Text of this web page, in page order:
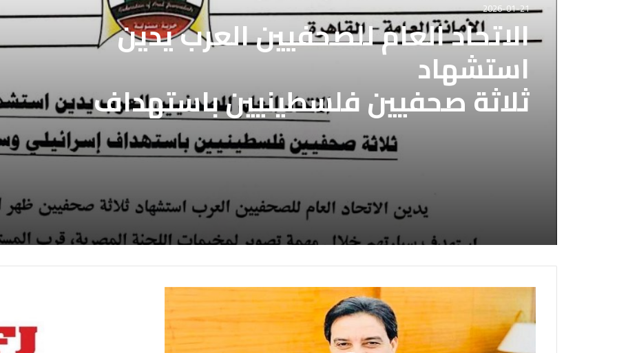
2026-01-21
الاتحاد العام للصحفيين العرب يدين
استشهاد
ثلاثة صحفيين فلسطينيين باستهداف
إسرائيلي وسط قطاع غزة
اخبار الاتحاد
2025-11-05
الاتحاد العام للصحفيين العرب يطالب
قوات الدعم السريع بالافراج عن
الصحفيين السودانيين المعتقلين
لديها فوراً